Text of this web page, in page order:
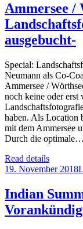
Ammersee /
ausgebucht-
Special:
Neumann als Co-
Ammersee /
noch keine oder erst
haben. Als Location
mit dem Ammersee
Durch die optimale…
Read details
19. November 2018
Indian